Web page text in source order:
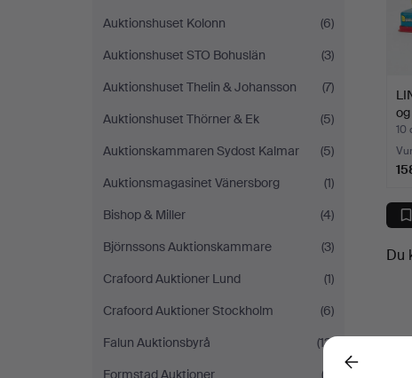
Auktionshuset Kolonn
(6)
Auktionshuset STO Bohuslän
(3)
Auktionshuset Thelin & Johansson
(7)
Auktionshuset Thörner & Ek
(5)
Auktionskammaren Sydost Kalmar
(5)
Auktionsmagasinet Vänersborg
(1)
Bishop & Miller
(4)
Björnssons Auktionskammare
(3)
Crafoord Auktioner Lund
(1)
Crafoord Auktioner Stockholm
(6)
Falun Auktionsbyrå
(13)
Formstad Auktioner
(3)
10
Du
Back